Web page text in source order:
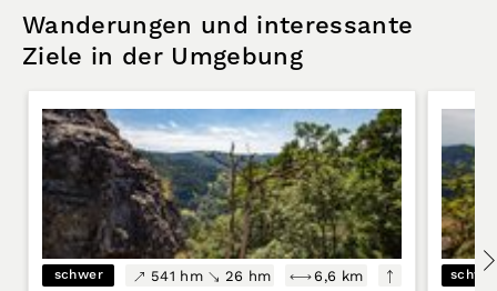
Wanderungen und interessante
Ziele in der Umgebung
schwer 541 hm 26 hm 6,6 km